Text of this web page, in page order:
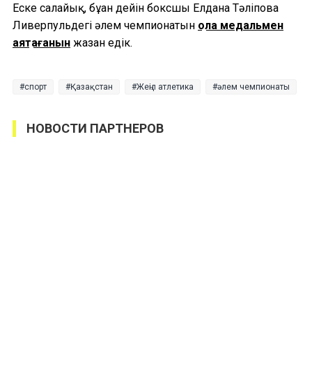
Еске салайық, бұған дейін боксшы Елдана Тәліпова
Ливерпульдегі әлем чемпионатын қола медальмен
аяқтағанын жазған едік.
спорт Қазақстан Жеңіл атлетика әлем чемпионаты
НОВОСТИ ПАРТНЕРОВ